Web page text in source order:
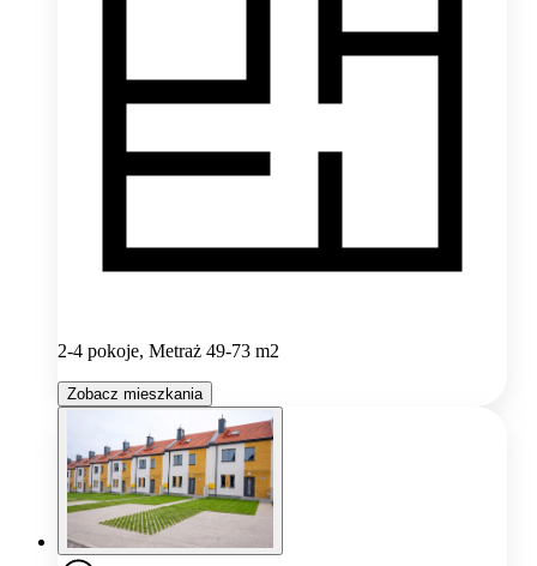
2-4 pokoje, Metraż 49-73 m2
Zobacz mieszkania